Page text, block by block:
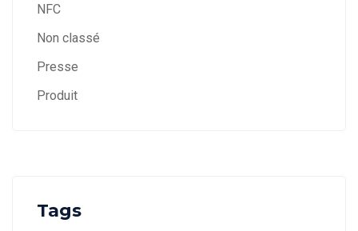
NFC
Non classé
Presse
Produit
Tags